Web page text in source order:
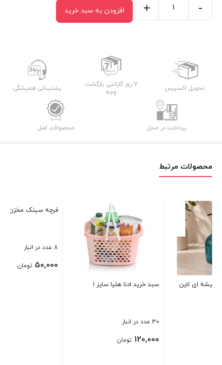
-
+ افزودن به سبد خرید
تحویل اکسپرس
7 روز گارانتی بازگشت
وجه
پشتیبانی همیشگی
پرداخت در محل محصولات اصل
محصولات مرتبط
50,000
ماگ سرامیکی لاو باریز
120,000 تومان